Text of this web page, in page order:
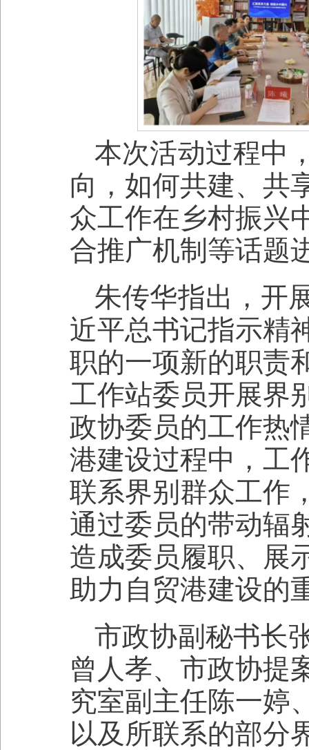
本次活动过程中
向，如何共建、共
众工作在乡村振兴
合推广机制等话题
朱传华指出，开
近平总书记指示精
职的一项新的职责
工作站委员开展界
政协委员的工作热
港建设过程中，工
联系界别群众工作
通过委员的带动辐
造成委员履职、展
助力自贸港建设的
市政协副秘书长
曾人孝、市政协提
究室副主任陈一婷
以及所联系的部分